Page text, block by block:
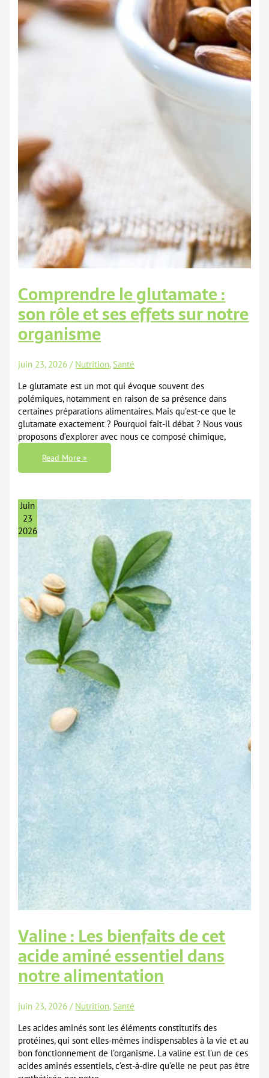
Comprendre le glutamate :
son rôle et ses effets sur notre
organisme
juin 23, 2026/ Nutrition, Santé
Le glutamate est un mot qui évoque souvent des
polémiques, notamment en raison de sa présence dans
certaines préparations alimentaires. Mais qu’est-ce que le
glutamate exactement ? Pourquoi fait-il débat ? Nous vous
proposons d’explorer avec nous ce composé chimique,
Comprendre
Le
Et
Effets
Notre
Read More »
Juin
23
2026
Valine : Les bienfaits de cet
acide aminé essentiel dans
notre alimentation
juin 23, 2026/ Nutrition, Santé
Les acides aminés sont les éléments constitutifs des
protéines, qui sont elles-mêmes indispensables à la vie et au
bon fonctionnement de l’organisme. La valine est l’un de ces
acides aminés essentiels, c’est-à-dire qu’elle ne peut pas être